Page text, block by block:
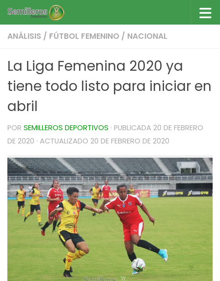
Saltar al contenido
ANÁLISIS / FÚTBOL FEMENINO / NACIONAL
La Liga Femenina 2020 ya
tiene todo listo para iniciar en
abril
POR SEMILLEROS DEPORTIVOS · PUBLICADA 20 DE FEBRERO
DE 2020 · ACTUALIZADO 20 DE FEBRERO DE 2020